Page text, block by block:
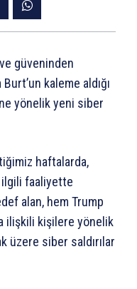
güveninden
kaleme aldığı
yönelik yeni siber
haftalarda,
ilgili faaliyette
alan, hem Trump
ilişkili kişilere yönelik
üzere siber saldırılar